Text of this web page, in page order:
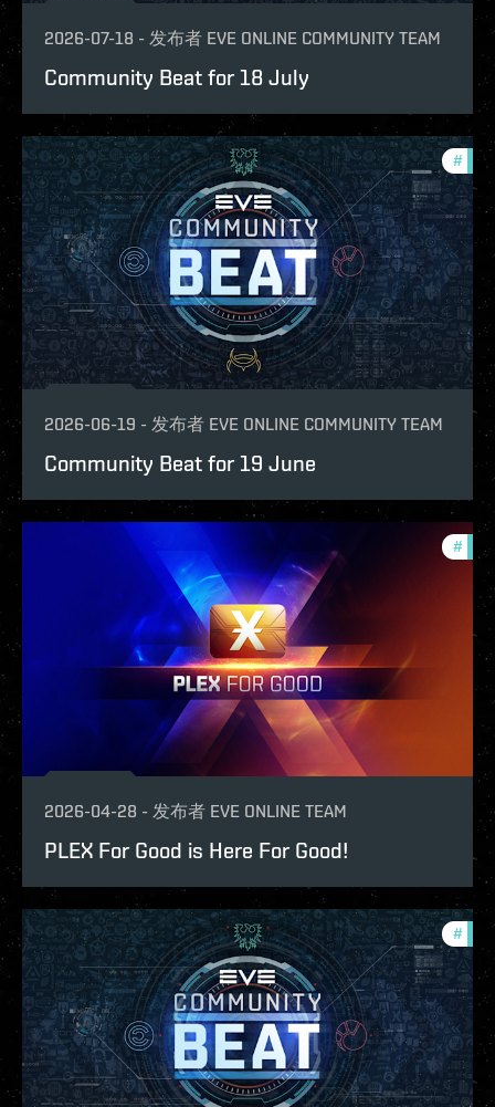
2026-07-18 - 发布者 EVE ONLINE COMMUNITY TEAM
Community Beat for 18 July
#
2026-06-19 - 发布者 EVE ONLINE COMMUNITY TEAM
Community Beat for 19 June
#
2026-04-28 - 发布者 EVE ONLINE TEAM
PLEX For Good is Here For Good!
#